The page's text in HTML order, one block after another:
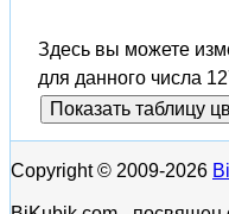
Здесь вы можете
для данного числа
Показать таблицу
Copyright © 2009-2026